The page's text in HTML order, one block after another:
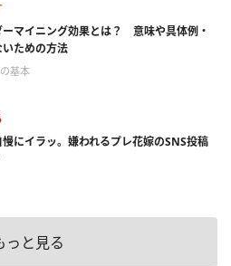
ーマイニング効果とは？ 意味や具体例・
いための方法
基本
にイラッ。嫌われるプレ花嫁のSNS投稿
っと見る